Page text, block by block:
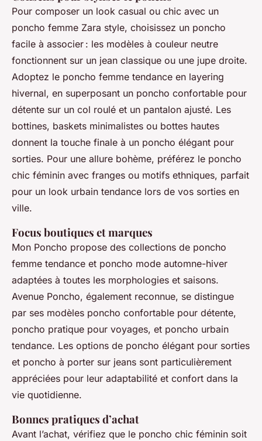
Pour composer un look casual ou chic avec un
poncho femme Zara style, choisissez un poncho
facile à associer : les modèles à couleur neutre
fonctionnent sur un jean classique ou une jupe droite.
Adoptez le poncho femme tendance en layering
hivernal, en superposant un poncho confortable pour
détente sur un col roulé et un pantalon ajusté. Les
bottines, baskets minimalistes ou bottes hautes
donnent la touche finale à un poncho élégant pour
sorties. Pour une allure bohème, préférez le poncho
chic féminin avec franges ou motifs ethniques, parfait
pour un look urbain tendance lors de vos sorties en
ville.
Focus boutiques et marques
Mon Poncho propose des collections de poncho
femme tendance et poncho mode automne-hiver
adaptées à toutes les morphologies et saisons.
Avenue Poncho, également reconnue, se distingue
par ses modèles poncho confortable pour détente,
poncho pratique pour voyages, et poncho urbain
tendance. Les options de poncho élégant pour sorties
et poncho à porter sur jeans sont particulièrement
appréciées pour leur adaptabilité et confort dans la
vie quotidienne.
Bonnes pratiques d’achat
Avant l’achat, vérifiez que le poncho chic féminin soit